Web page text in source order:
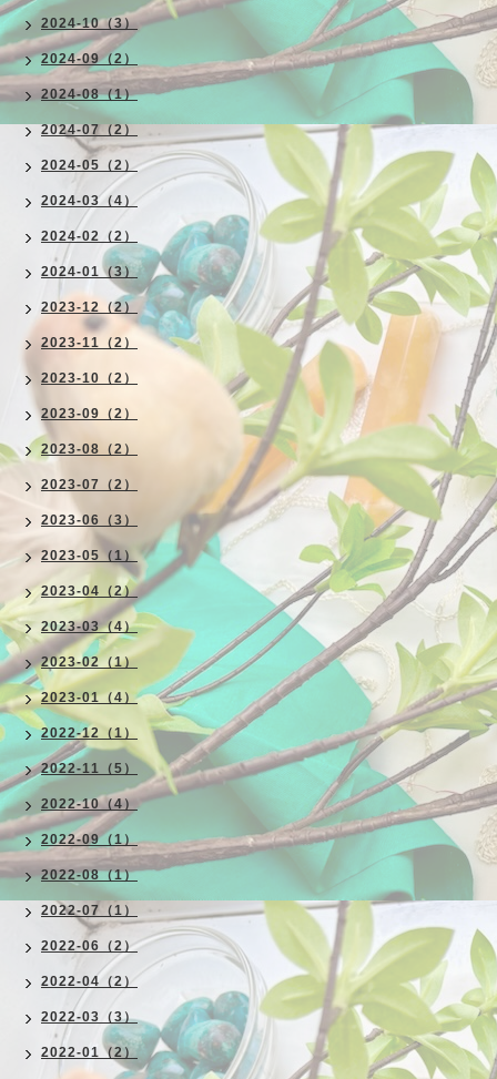
2024-10（3）
2024-09（2）
2024-08（1）
2024-07（2）
2024-05（2）
2024-03（4）
2024-02（2）
2024-01（3）
2023-12（2）
2023-11（2）
2023-10（2）
2023-09（2）
2023-08（2）
2023-07（2）
2023-06（3）
2023-05（1）
2023-04（2）
2023-03（4）
2023-02（1）
2023-01（4）
2022-12（1）
2022-11（5）
2022-10（4）
2022-09（1）
2022-08（1）
2022-07（1）
2022-06（2）
2022-04（2）
2022-03（3）
2022-01（2）